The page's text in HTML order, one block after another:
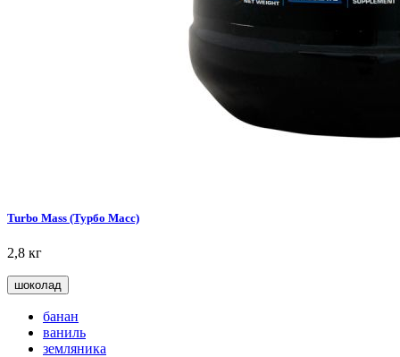
Turbo Mass (Турбо Масс)
2,8 кг
шоколад
банан
ваниль
земляника